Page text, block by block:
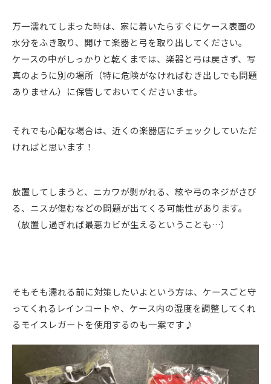
万一濡れてしまった時は、家に着いたらすぐにケース表面の
水分をふき取り、開けて楽器と弓を取り出してください。
ケースの中がしっかりと乾くまでは、楽器と弓は戻さず、写
真のように別の場所（特に危険がなければむき出しでも問題
ありません）に保管しておいてくださいませ。
それでも心配な場合は、近くの楽器店にチェックしていただ
ければと思います！
放置してしまうと、ニカワが剝がれる、絃や弓のネジがさび
る、ニスが傷むなどの問題が出てくる可能性があります。
（放置し過ぎれば最悪カビが生えるということも…）
そもそも濡れる前に対策したいよという方は、ケースごと守
ってくれるレインコートや、ケース内の湿度を調整してくれ
るモイスレガートを使用するのも一案です♪